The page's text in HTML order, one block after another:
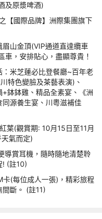
及原漿啤酒)
【國際品牌】洲際集團旗下
山金頂(VIP通道直達纜車
，安排貼心，盡顯尊貴！
米芝蓮必比登餐廳~百年老
特色變臉及茶藝表演)、
+鉢鉢雞、精品全素宴、《洲
源養生宴、川粵滋補佳
葉(觀賞期: 10月15日至11月
氣而定)
導賞耳機，隨時隨地清楚聆
! (註10)
卡(每位成人一張)，精彩旅程
斷。 (註11)